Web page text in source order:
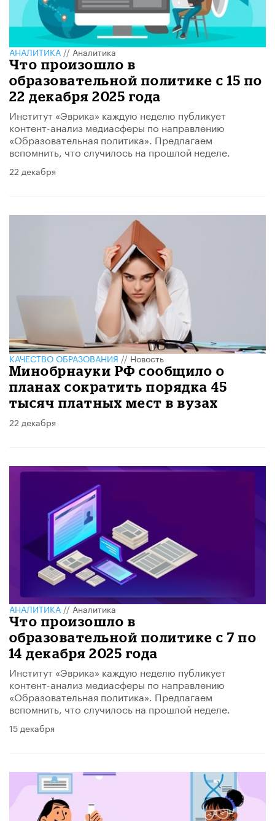
АНАЛИТИКА//Аналитика
Что произошло в
образовательной политике с 15 по
22 декабря 2025 года
Институт «Эврика» каждую неделю публикует
контент-анализ медиасферы по направлению
«Образовательная политика». Предлагаем
вспомнить, что случилось на прошлой неделе.
22 декабря
КАЧЕСТВО ОБРАЗОВАНИЯ//Новость
Минобрнауки РФ сообщило о
планах сократить порядка 45
тысяч платных мест в вузах
22 декабря
АНАЛИТИКА//Аналитика
Что произошло в
образовательной политике с 7 по
14 декабря 2025 года
Институт «Эврика» каждую неделю публикует
контент-анализ медиасферы по направлению
«Образовательная политика». Предлагаем
вспомнить, что случилось на прошлой неделе.
15 декабря